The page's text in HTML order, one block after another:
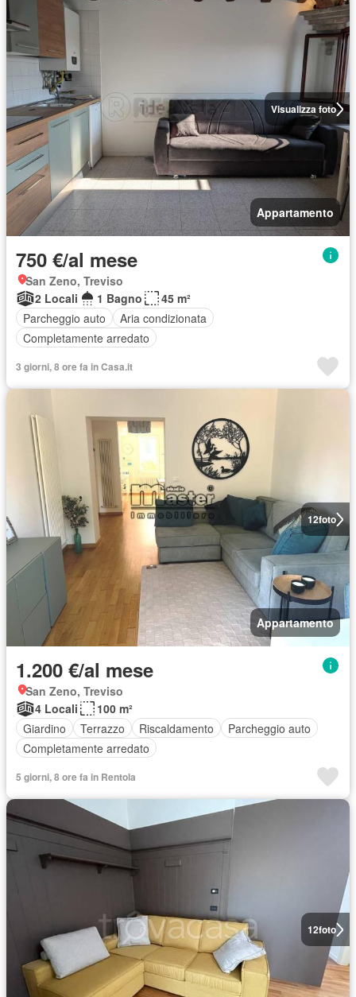
Visualizza foto
Appartamento
750 €/al mese
San Zeno, Treviso
2 Locali
1 Bagno
45 m²
Parcheggio auto
Aria condizionata
Completamente arredato
3 giorni, 8 ore fa in Casa.it
12foto
Appartamento
1.200 €/al mese
San Zeno, Treviso
4 Locali
100 m²
Giardino
Terrazzo Riscaldamento
Parcheggio auto
Completamente arredato
5 giorni, 8 ore fa in Rentola
12foto